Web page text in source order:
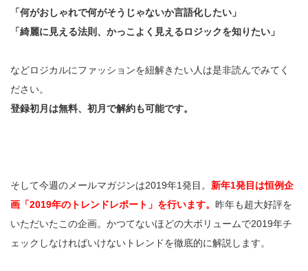
「何がおしゃれで何がそうじゃないか言語化したい」
「綺麗に見える法則、かっこよく見えるロジックを知りたい」
などロジカルにファッションを紐解きたい人は是非読んでみてく
ださい。
登録初月は無料、初月で解約も可能です。
そして今週のメールマガジンは2019年1発目。 新年1発目は恒例企
画「2019年のトレンドレポート」を行います。 昨年も超大好評を
いただいたこの企画。かつてないほどの大ボリュームで2019年チ
ェックしなければいけないトレンドを徹底的に解説します。